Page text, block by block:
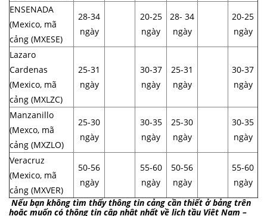
ENSENADA
(Mexico, mã
cảng (MXESE)
28-34
ngày
20-25
ngày
28- 34
ngày
20-25
ngày
Lazaro
Cardenas
(Mexico, mã
cảng (MXLZC)
25-31
ngày
30-37
ngày
25-31
ngày
30-37
ngày
Manzanillo
(Mexco, mã
cảng (MXZLO)
25-30
ngày
30-35
ngày
25-30
ngày
30-35
ngày
Veracruz
(Mexico, mã
cảng (MXVER)
50-56
ngày
55-60
ngày
50-56
ngày
55-60
ngày
Nếu bạn không tìm thấy thông tin cảng cần thiết ở bảng trên
hoặc muốn có thông tin cập nhật nhất về lịch tầu Việt Nam –